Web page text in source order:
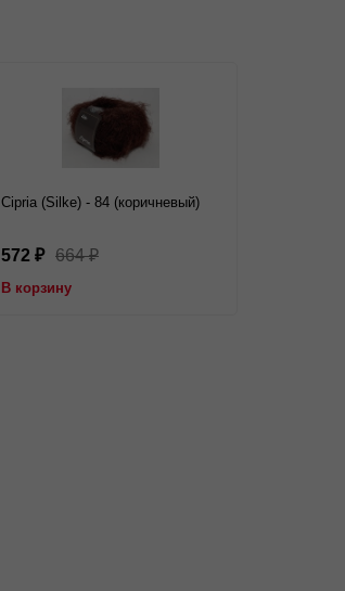
Cipria (Silke) - 84 (коричневый)
572 ₽ 664₽
В корзину